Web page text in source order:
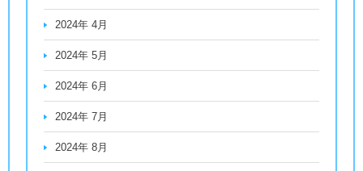
2024年 4月
2024年 5月
2024年 6月
2024年 7月
2024年 8月